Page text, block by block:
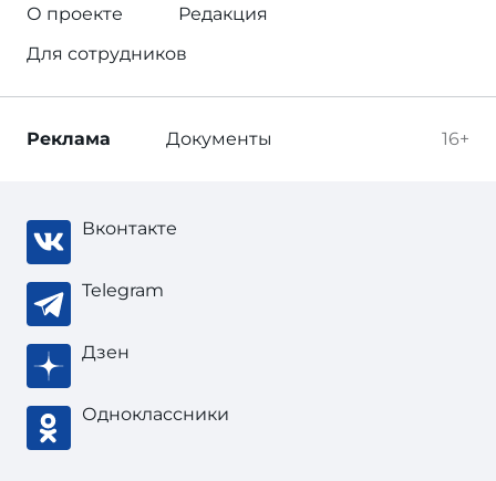
О проекте
Редакция
Для сотрудников
16+
Реклама Документы
Вконтакте
Telegram
Дзен
Одноклассники